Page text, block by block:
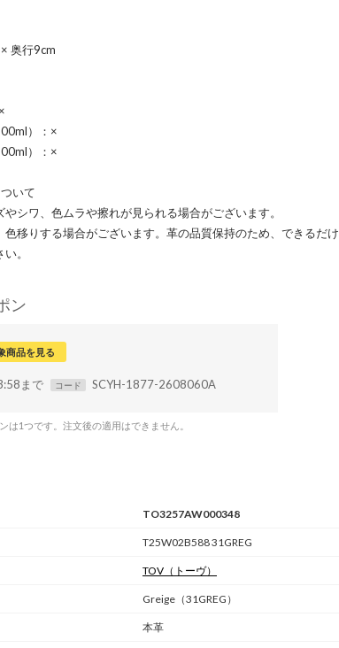
奥行9cm
）：×
）：×
いて
シワ、色ムラや擦れが見られる場合がございます。
移りする場合がございます。革の品質保持のため、できるだけ
。
ン
商品を見る
まで コード SCYH-1877-2608060A
1つです。注文後の適用はできません。
TO3257AW000348
T25W02B588 31GREG
TOV （トーヴ）
Greige（31GREG）
本革